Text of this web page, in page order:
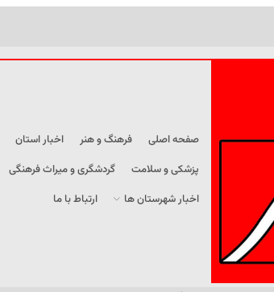
صفحه اصلی فرهنگ و هنر اخبار استان
پزشکی و سلامت
گردشگری و میراث فرهنگی
اخبار شهرستان ها
ارتباط با ما